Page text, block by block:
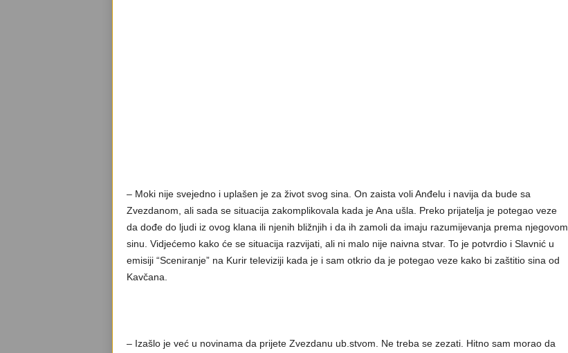
– Moki nije svejedno i uplašen je za život svog sina. On zaista voli Anđelu i navija da bude sa
Zvezdanom, ali sada se situacija zakomplikovala kada je Ana ušla. Preko prijatelja je potegao veze
da dođe do ljudi iz ovog klana ili njenih bližnjih i da ih zamoli da imaju razumijevanja prema njegovom
sinu. Vidjećemo kako će se situacija razvijati, ali ni malo nije naivna stvar. To je potvrdio i Slavnić u
emisiji “Sceniranje” na Kurir televiziji kada je i sam otkrio da je potegao veze kako bi zaštitio sina od
Kavčana.
– Izašlo je već u novinama da prijete Zvezdanu ub.stvom. Ne treba se zezati. Hitno sam morao da